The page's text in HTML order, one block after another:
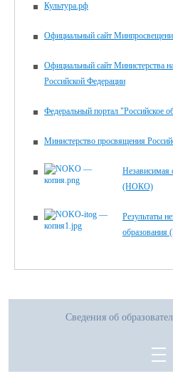
Культура.рф
Официальный сайт
Официальный сайт Министерства
Российской Федерации
Федеральный портал "Российское
Министерство просвящения
Независимая
(НОКО)
Результаты
Сведения об